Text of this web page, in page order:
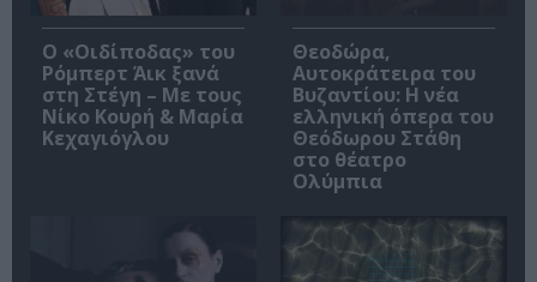
O «Οιδίποδας» του
Ρόμπερτ Άικ ξανά
στη Στέγη – Με τους
Νίκο Κουρή & Μαρία
Κεχαγιόγλου
Θεοδώρα,
Αυτοκράτειρα του
Βυζαντίου: Η νέα
ελληνική όπερα του
Θεόδωρου Στάθη
στο θέατρο
Ολύμπια